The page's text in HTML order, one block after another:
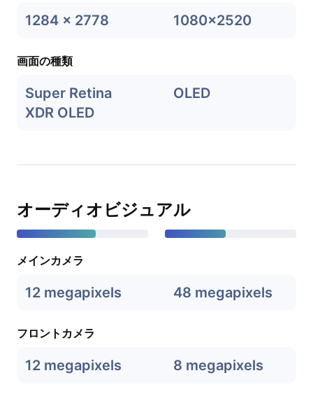
1284 x 2778 1080x2520
画面の種類
Super Retina
XDR OLED
OLED
オーディオビジュアル
メインカメラ
12 megapixels 48 megapixels
フロントカメラ
12 megapixels 8 megapixels